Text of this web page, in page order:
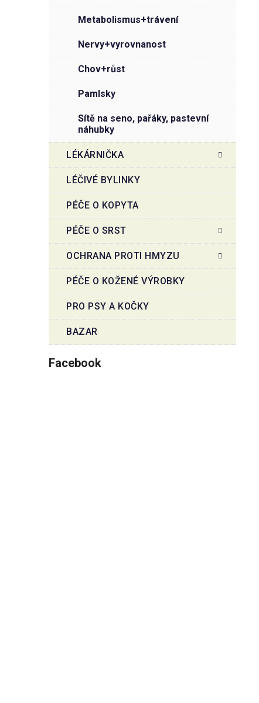
metabolismus+trávení
nervy+vyrovnanost
chov+růst
pamlsky
sítě na seno, pařáky, pastevní
náhubky
LÉKÁRNIČKA
LÉČIVÉ BYLINKY
PÉČE O KOPYTA
PÉČE O SRST
OCHRANA PROTI HMYZU
PÉČE O KOŽENÉ VÝROBKY
PRO PSY A KOČKY
BAZAR
Facebook